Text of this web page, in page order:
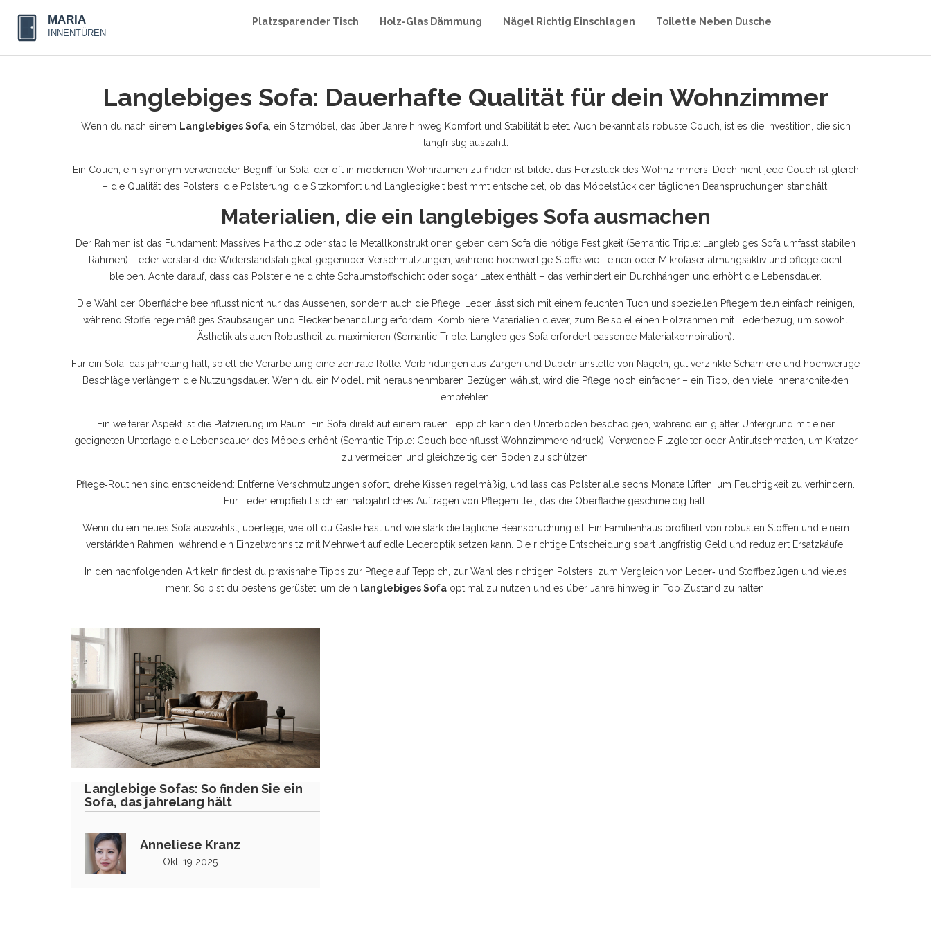
Platzsparender Tisch Holz-Glas Dämmung Nägel Richtig Einschlagen Toilette Neben Dusche
Langlebiges Sofa: Dauerhafte Qualität für dein Wohnzimmer
Wenn du nach einem Langlebiges Sofa, ein Sitzmöbel, das über Jahre hinweg Komfort und Stabilität bietet. Auch bekannt als robuste Couch , ist es die Investition, die sich
langfristig auszahlt.
Ein Couch ein synonym verwendeter Begriff für Sofa, der oft in modernen Wohnräumen zu finden istbildet das Herzstück des Wohnzimmers. Doch nicht jede Couch ist gleich
– die Qualität des Polsters die Polsterung, die Sitzkomfort und Langlebigkeit bestimmtentscheidet, ob das Möbelstück den täglichen Beanspruchungen standhält.
Materialien, die ein langlebiges Sofa ausmachen
Der Rahmen ist das Fundament: Massives Hartholz oder stabile Metallkonstruktionen geben dem Sofa die nötige Festigkeit (Semantic Triple: Langlebiges Sofa umfasst stabilen
Rahmen). Leder verstärkt die Widerstandsfähigkeit gegenüber Verschmutzungen, während hochwertige Stoffe wie Leinen oder Mikrofaser atmungsaktiv und pflegeleicht
bleiben. Achte darauf, dass das Polster eine dichte Schaumstoffschicht oder sogar Latex enthält – das verhindert ein Durchhängen und erhöht die Lebensdauer.
Die Wahl der Oberfläche beeinflusst nicht nur das Aussehen, sondern auch die Pflege. Leder lässt sich mit einem feuchten Tuch und speziellen Pflegemitteln einfach reinigen,
während Stoffe regelmäßiges Staubsaugen und Fleckenbehandlung erfordern. Kombiniere Materialien clever, zum Beispiel einen Holzrahmen mit Lederbezug, um sowohl
Ästhetik als auch Robustheit zu maximieren (Semantic Triple: Langlebiges Sofa erfordert passende Materialkombination).
Für ein Sofa, das jahrelang hält, spielt die Verarbeitung eine zentrale Rolle: Verbindungen aus Zargen und Dübeln anstelle von Nägeln, gut verzinkte Scharniere und hochwertige
Beschläge verlängern die Nutzungsdauer. Wenn du ein Modell mit herausnehmbaren Bezügen wählst, wird die Pflege noch einfacher – ein Tipp, den viele Innenarchitekten
empfehlen.
Ein weiterer Aspekt ist die Platzierung im Raum. Ein Sofa direkt auf einem rauen Teppich kann den Unterboden beschädigen, während ein glatter Untergrund mit einer
geeigneten Unterlage die Lebensdauer des Möbels erhöht (Semantic Triple: Couch beeinflusst Wohnzimmereindruck). Verwende Filzgleiter oder Antirutschmatten, um Kratzer
zu vermeiden und gleichzeitig den Boden zu schützen.
Pflege‑Routinen sind entscheidend: Entferne Verschmutzungen sofort, drehe Kissen regelmäßig, und lass das Polster alle sechs Monate lüften, um Feuchtigkeit zu verhindern.
Für Leder empfiehlt sich ein halbjährliches Auftragen von Pflegemittel, das die Oberfläche geschmeidig hält.
Wenn du ein neues Sofa auswählst, überlege, wie oft du Gäste hast und wie stark die tägliche Beanspruchung ist. Ein Familienhaus profitiert von robusten Stoffen und einem
verstärkten Rahmen, während ein Einzelwohnsitz mit Mehrwert auf edle Lederoptik setzen kann. Die richtige Entscheidung spart langfristig Geld und reduziert Ersatzkäufe.
In den nachfolgenden Artikeln findest du praxisnahe Tipps zur Pflege auf Teppich, zur Wahl des richtigen Polsters, zum Vergleich von Leder‑ und Stoffbezügen und vieles
mehr. So bist du bestens gerüstet, um dein langlebiges Sofaoptimal zu nutzen und es über Jahre hinweg in Top‑Zustand zu halten.
Langlebige Sofas: So finden Sie ein
Sofa, das jahrelang hält
Anneliese Kranz
Okt, 19 2025